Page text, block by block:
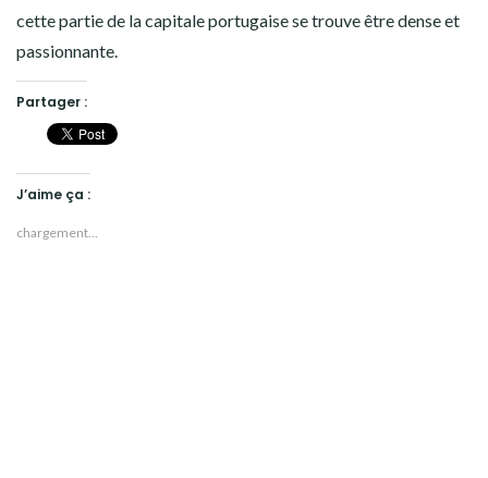
cette partie de la capitale portugaise se trouve être dense et
passionnante.
Partager :
J’aime ça :
chargement…